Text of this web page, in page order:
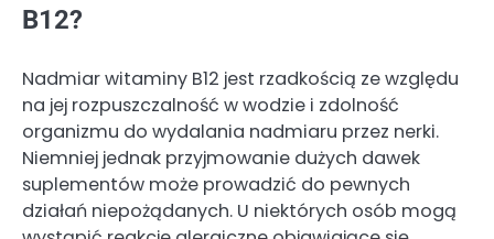
B12?
Nadmiar witaminy B12 jest rzadkością ze względu
na jej rozpuszczalność w wodzie i zdolność
organizmu do wydalania nadmiaru przez nerki.
Niemniej jednak przyjmowanie dużych dawek
suplementów może prowadzić do pewnych
działań niepożądanych. U niektórych osób mogą